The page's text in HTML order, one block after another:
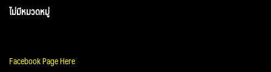
ไม่มีหมวดหมู่
Facebook Page Here